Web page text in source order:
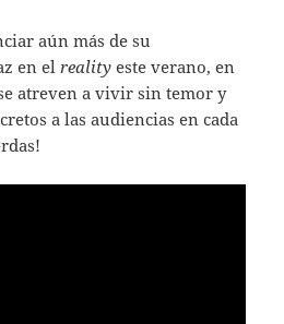
aún más de su
en elrealityeste verano, en
atreven a vivir sin temor y
a las audiencias en cada